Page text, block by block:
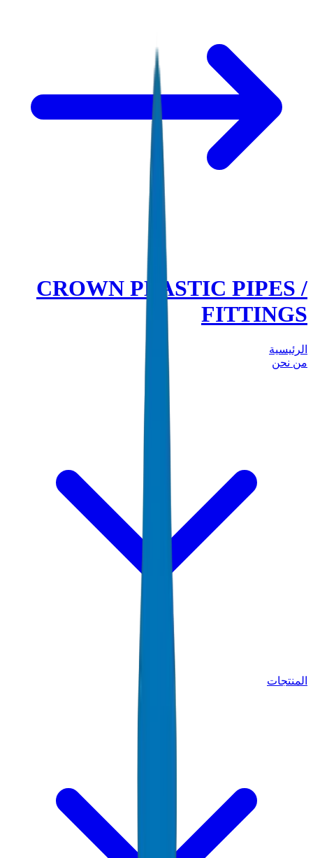
CROWN PLASTIC PIPES /
FITTINGS
الرئيسية
من نحن
المنتجات